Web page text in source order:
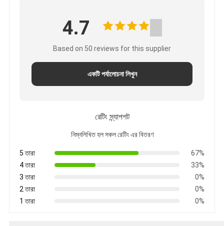
4.7
Based on 50 reviews for this supplier
একটি পর্যালোচনা লিখুন
রেটিং স্ন্যাপশট
নিম্নলিখিত হল সকল রেটিং এর বিতরণ
5 তারা
67%
4 তারা
33%
3 তারা
0%
2 তারা
0%
1 তারা
0%